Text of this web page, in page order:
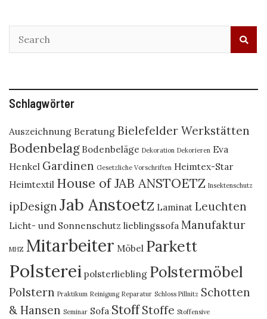
Schlagwörter
Auszeichnung Beratung Bielefelder Werkstätten
Bodenbelag Bodenbeläge Dekoration Dekorieren Eva
Henkel Gardinen Gesetzliche Vorschriften Heimtex-Star
Heimtextil House of JAB ANSTOETZ Insektenschutz
ipDesign Jab Anstoetz Laminat Leuchten
Licht- und Sonnenschutz lieblingssofa Manufaktur
MHZ Mitarbeiter Möbel Parkett
Polsterei polsterliebling Polstermöbel
Polstern Praktikum Reinigung Reparatur Schloss Pillnitz Schotten
& Hansen Seminar Sofa Stoff Stoffe Stoffensive